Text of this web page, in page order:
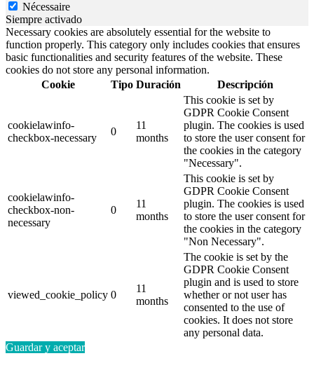
Nécessaire
Siempre activado
Necessary cookies are absolutely essential for the website to
function properly. This category only includes cookies that ensures
basic functionalities and security features of the website. These
cookies do not store any personal information.
Cookie
Tipo Duración Descripción
cookielawinfo-
checkbox-necessary
0
11
months
This cookie is set by
GDPR Cookie Consent
plugin. The cookies is used
to store the user consent for
the cookies in the category
"Necessary".
cookielawinfo-
checkbox-non-
necessary
0
11
months
This cookie is set by
GDPR Cookie Consent
plugin. The cookies is used
to store the user consent for
the cookies in the category
"Non Necessary".
viewed_cookie_policy 0
11
months
The cookie is set by the
GDPR Cookie Consent
plugin and is used to store
whether or not user has
consented to the use of
cookies. It does not store
any personal data.
Guardar y aceptar